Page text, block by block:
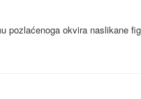
pozlaćenoga okvira naslikane